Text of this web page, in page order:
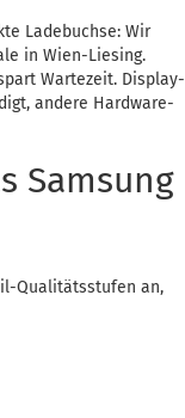
Ladebuchse: Wir
in Wien-Liesing.
Wartezeit. Display-
andere Hardware-
Samsung
Qualitätsstufen an,